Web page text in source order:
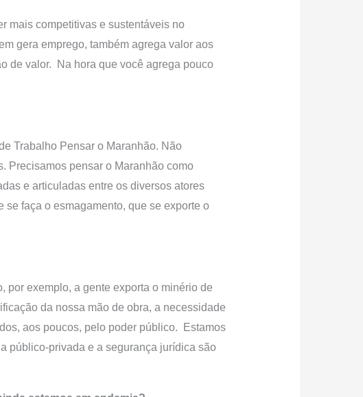
mais competitivas e sustentáveis no
gera emprego, também agrega valor aos
de valor. Na hora que você agrega pouco
Trabalho Pensar o Maranhão. Não
Precisamos pensar o Maranhão como
e articuladas entre os diversos atores
faça o esmagamento, que se exporte o
por exemplo, a gente exporta o minério de
da nossa mão de obra, a necessidade
aos poucos, pelo poder público. Estamos
público-privada e a segurança jurídica são